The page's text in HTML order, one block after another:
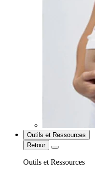
Outils et Ressources
Retour
Outils et Ressources